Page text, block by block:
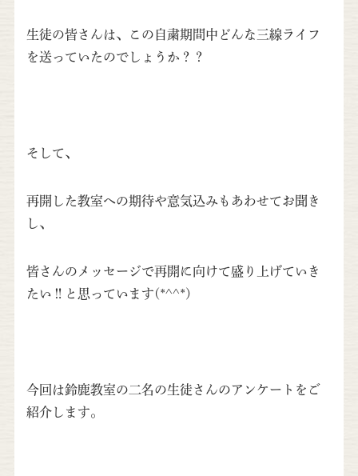
生徒の皆さんは、この自粛期間中どんな三線ライフ
を送っていたのでしょうか？？
そして、
再開した教室への期待や意気込みもあわせてお聞き
し、
皆さんのメッセージで再開に向けて盛り上げていき
たい‼と思っています(*^^*)
今回は鈴鹿教室の二名の生徒さんのアンケートをご
紹介します。